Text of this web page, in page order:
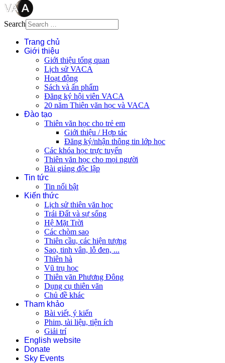
Search
Trang chủ
Giới thiệu
Giới thiệu tổng quan
Lịch sử VACA
Hoạt động
Sách và ấn phẩm
Đăng ký hội viên VACA
20 năm Thiên văn học và VACA
Đào tạo
Thiên văn học cho trẻ em
Giới thiệu / Hợp tác
Đăng ký/nhận thông tin lớp học
Các khóa học trực tuyến
Thiên văn học cho mọi người
Bài giảng độc lập
Tin tức
Tin nổi bật
Kiến thức
Lịch sử thiên văn học
Trái Đất và sự sống
Hệ Mặt Trời
Các chòm sao
Thiên cầu, các hiện tượng
Sao, tinh vân, lỗ đen, ...
Thiên hà
Vũ trụ học
Thiên văn Phương Đông
Dụng cụ thiên văn
Chủ đề khác
Tham khảo
Bài viết, ý kiến
Phim, tài liệu, tiện ích
Giải trí
English website
Donate
Sky Events